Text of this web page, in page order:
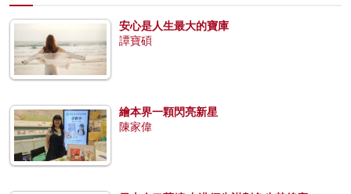
安心是人生最大的寶庫
譚寶碩
繪本界一顆閃亮新星
陳家偉